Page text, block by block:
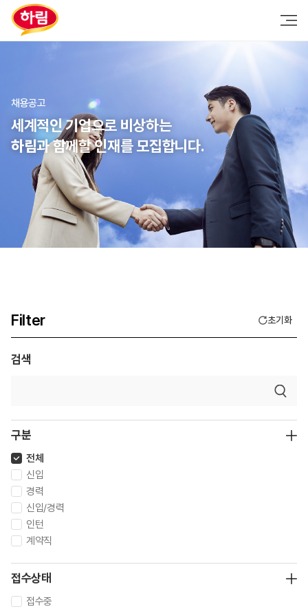
채용공고
세계적인 기업으로 비상하는
하림과 함께할 인재를 모집합니다.
Filter 초기화
검색
구분
전체
신입
경력
신입/경력
인턴
계약직
접수상태
접수중